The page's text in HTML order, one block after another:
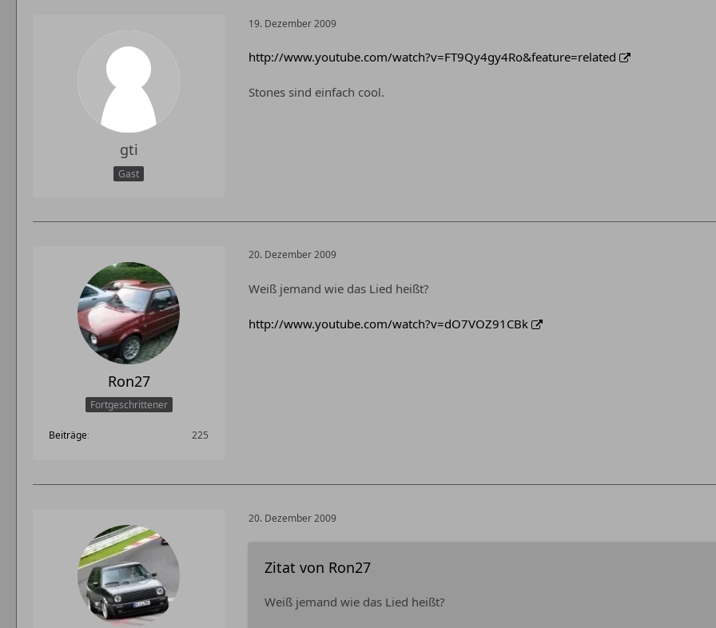
gti
Gast
19. Dezember 2009
http://www.youtube.com/watch?v=FT9Qy4gy4Ro&feature=related
Stones sind einfach cool.
Ron27
Fortgeschrittener
Beiträge 225
20. Dezember 2009
Weiß jemand wie das Lied heißt?
http://www.youtube.com/watch?v=dO7VOZ91CBk
20. Dezember 2009
Zitat von Ron27
Weiß jemand wie das Lied heißt?